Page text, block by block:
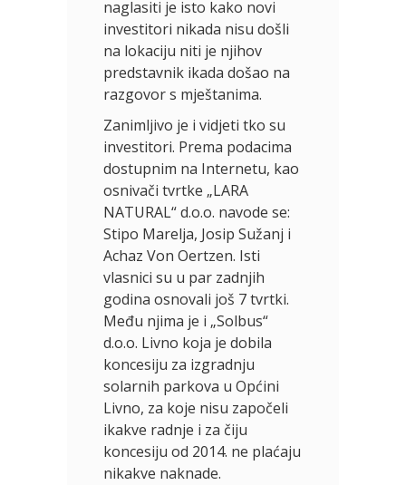
naglasiti je isto kako novi
investitori nikada nisu došli
na lokaciju niti je njihov
predstavnik ikada došao na
razgovor s mještanima.
Zanimljivo je i vidjeti tko su
investitori. Prema podacima
dostupnim na Internetu, kao
osnivači tvrtke „LARA
NATURAL“ d.o.o. navode se:
Stipo Marelja, Josip Sužanj i
Achaz Von Oertzen. Isti
vlasnici su u par zadnjih
godina osnovali još 7 tvrtki.
Među njima je i „Solbus“
d.o.o. Livno koja je dobila
koncesiju za izgradnju
solarnih parkova u Općini
Livno, za koje nisu započeli
ikakve radnje i za čiju
koncesiju od 2014. ne plaćaju
nikakve naknade.